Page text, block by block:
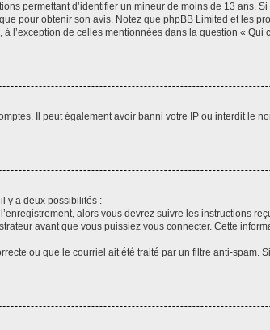
permettant d’identifier un mineur de moins de 13 ans.
pour obtenir son avis. Notez que phpBB Limited et les
l’exception de celles mentionnées dans la question «
Il peut également avoir banni votre IP ou interdit le
y a deux possibilités :
alors vous devrez suivre les instructions
avant que vous puissiez vous connecter. Cette
ou que le courriel ait été traité par un filtre anti-spam.